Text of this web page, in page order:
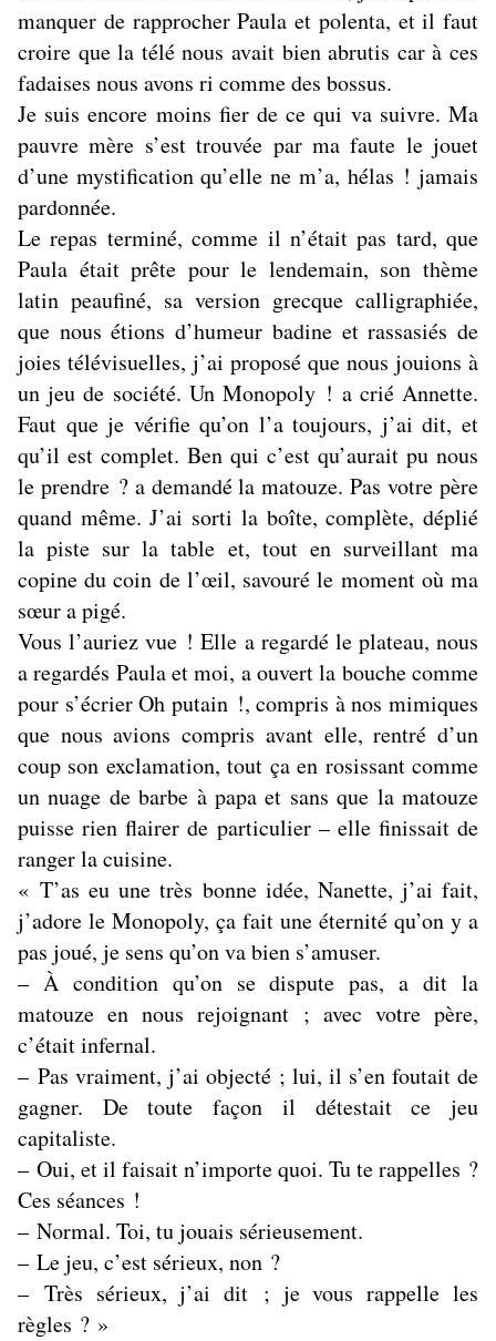
manquer de rapprocher Paula et polenta, et il faut
croire que la télé nous avait bien abrutis car à ces
fadaises nous avons ri comme des bossus.
Je suis encore moins fier de ce qui va suivre. Ma
pauvre mère s’est trouvée par ma faute le jouet
d’une mystification qu’elle ne m’a, hélas ! jamais
pardonnée.
Le repas terminé, comme il n’était pas tard, que
Paula était prête pour le lendemain, son thème
latin peaufiné, sa version grecque calligraphiée,
que nous étions d’humeur badine et rassasiés de
joies télévisuelles, j’ai proposé que nous jouions à
un jeu de société. Un Monopoly ! a crié Annette.
Faut que je vérifie qu’on l’a toujours, j’ai dit, et
qu’il est complet. Ben qui c’est qu’aurait pu nous
le prendre ? a demandé la matouze. Pas votre père
quand même. J’ai sorti la boîte, complète, déplié
la piste sur la table et, tout en surveillant ma
copine du coin de l’œil, savouré le moment où ma
sœur a pigé.
Vous l’auriez vue ! Elle a regardé le plateau, nous
a regardés Paula et moi, a ouvert la bouche comme
pour s’écrier Oh putain !, compris à nos mimiques
que nous avions compris avant elle, rentré d’un
coup son exclamation, tout ça en rosissant comme
un nuage de barbe à papa et sans que la matouze
puisse rien flairer de particulier – elle finissait de
ranger la cuisine.
« T’as eu une très bonne idée, Nanette, j’ai fait,
j’adore le Monopoly, ça fait une éternité qu’on y a
pas joué, je sens qu’on va bien s’amuser.
– À condition qu’on se dispute pas, a dit la
matouze en nous rejoignant ; avec votre père,
c’était infernal.
– Pas vraiment, j’ai objecté ; lui, il s’en foutait de
gagner. De toute façon il détestait ce jeu
capitaliste.
– Oui, et il faisait n’importe quoi. Tu te rappelles ?
Ces séances !
– Normal. Toi, tu jouais sérieusement.
– Le jeu, c’est sérieux, non ?
– Très sérieux, j’ai dit ; je vous rappelle les
règles ? »